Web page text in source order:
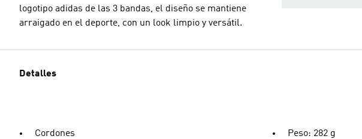
logotipo adidas de las 3 bandas, el diseño se mantiene
arraigado en el deporte, con un look limpio y versátil.
Detalles
Cordones Peso: 282 g